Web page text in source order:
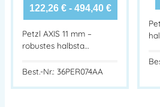
122,26 €- 494,40 €
Petzl AXIS 11 mm –
robustes halbsta…
Best.-Nr.: 36PER074AA